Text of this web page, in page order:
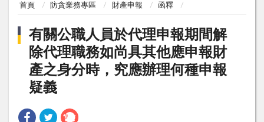
首頁 防貪業務專區 財產申報 函釋
有關公職人員於代理申報期間解
除代理職務如尚具其他應申報財
產之身分時，究應辦理何種申報
疑義